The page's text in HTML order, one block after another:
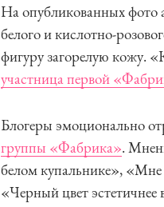
На опубликованных фото
белого и кислотно-
фигуру загорелую кожу.
участница первой
Блогеры эмоционально
группы «Фабрика».
белом купальнике»,
«Черный цвет